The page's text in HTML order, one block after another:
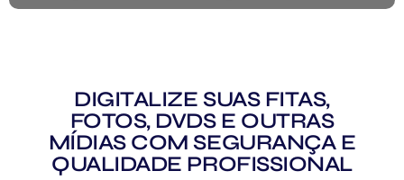
DIGITALIZE SUAS FITAS,
FOTOS, DVDS E OUTRAS
MÍDIAS COM SEGURANÇA E
QUALIDADE PROFISSIONAL